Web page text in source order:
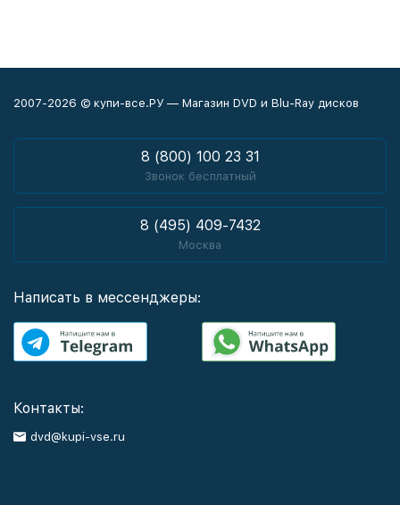
2007-2026 © купи-все.РУ — Магазин DVD и Blu-Ray дисков
8 (800) 100 23 31
Звонок бесплатный
8 (495) 409-7432
Москва
Написать в мессенджеры:
Контакты:
dvd@kupi-vse.ru